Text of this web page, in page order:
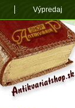
Výpredaj